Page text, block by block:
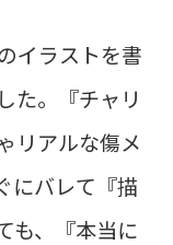
イラストを書
た。『チャリ
リアルな傷メ
にバレて『描
も、『本当に